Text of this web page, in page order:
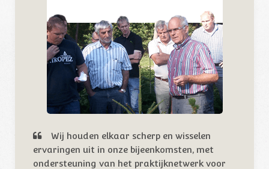
Wij houden elkaar scherp en wisselen
ervaringen uit in onze bijeenkomsten, met
ondersteuning van het praktijknetwerk voor